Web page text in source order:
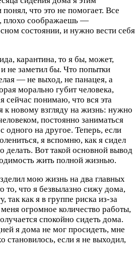
что это не помогает. Все
плохо соображаешь —
состоянии, и нужно вести себя
карантина, то я бы, может,
не заметил бы. Что попытки
— не выход, не панацея, а
морально губит человека,
сейчас понимаю, что вся эта
к новому взгляду на жизнь: нужно
постоянно заниматься
одного на другое. Теперь, если
я вспомню, как я сидел
делать. Вот такой основной вывод
жить полной жизнью.
мою жизнь на два главных
то, что я безвылазно сижу дома,
так как я в группе риска из-за
огромное количество работы,
спокойно сидеть дома.
я дома не мог просидеть, мне
становилось, если я не выходил,